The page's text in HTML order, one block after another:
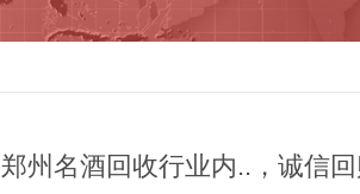
郑州名酒回收行业内..，诚信回